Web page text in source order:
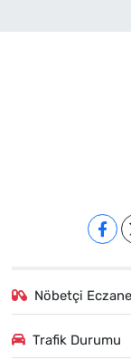
Nöbetçi
Trafik Durumu